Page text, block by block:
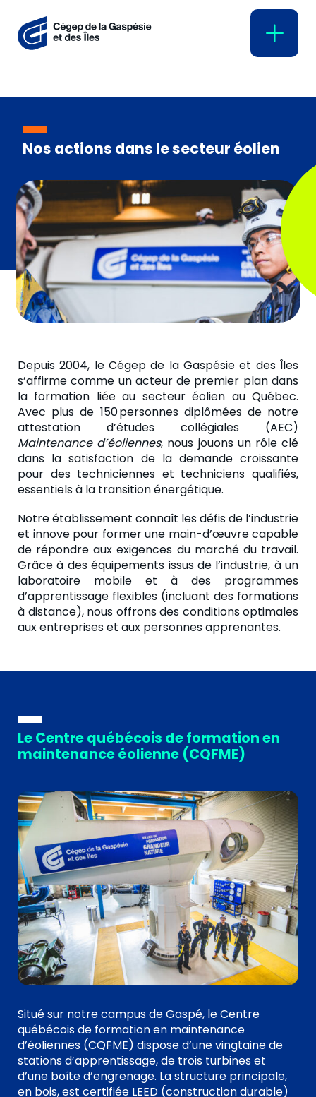
Formation continue : l’offre
Attestations d’études collégiales
Reconnaissance des acquis et
des compétences (RAC)
Collegia)
Secteur éolien
ÉPAQ – Formations réglementées
ÉPAQ – Formations sur mesure
Nos actions dans le secteur éolien
Depuis 2004, le Cégep de la Gaspésie et des Îles
s’affirme comme un acteur de premier plan dans
la formation liée au secteur éolien au Québec.
Avec plus de 150 personnes diplômées de notre
attestation d’études collégiales (AEC)
Maintenance d’éoliennes, nous jouons un rôle clé
dans la satisfaction de la demande croissante
pour des techniciennes et techniciens qualifiés,
essentiels à la transition énergétique.
Notre établissement connaît les défis de l’industrie
et innove pour former une main-d’œuvre capable
de répondre aux exigences du marché du travail.
Grâce à des équipements issus de l’industrie, à un
laboratoire mobile et à des programmes
d’apprentissage flexibles (incluant des formations
à distance), nous offrons des conditions optimales
aux entreprises et aux personnes apprenantes.
Le Centre québécois de formation en
maintenance éolienne (CQFME)
Situé sur notre campus de Gaspé, le Centre
québécois de formation en maintenance
d’éoliennes (CQFME) dispose d’une vingtaine de
stations d’apprentissage, de trois turbines et
d’une boîte d’engrenage. La structure principale,
en bois, est certifiée LEED (construction durable)